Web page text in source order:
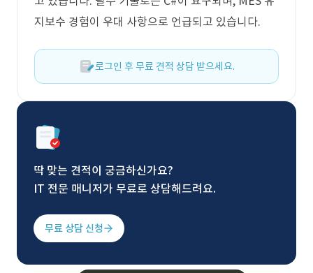
지보수 경험이 우대 사항으로 언급되고 있습니다.
로그인 후 무료 견적 상담 받으세요.
딱 맞는 견적이 궁금하신가요?
IT 전문 매니저가 무료로 상담해드려요.
무료 상담 신청